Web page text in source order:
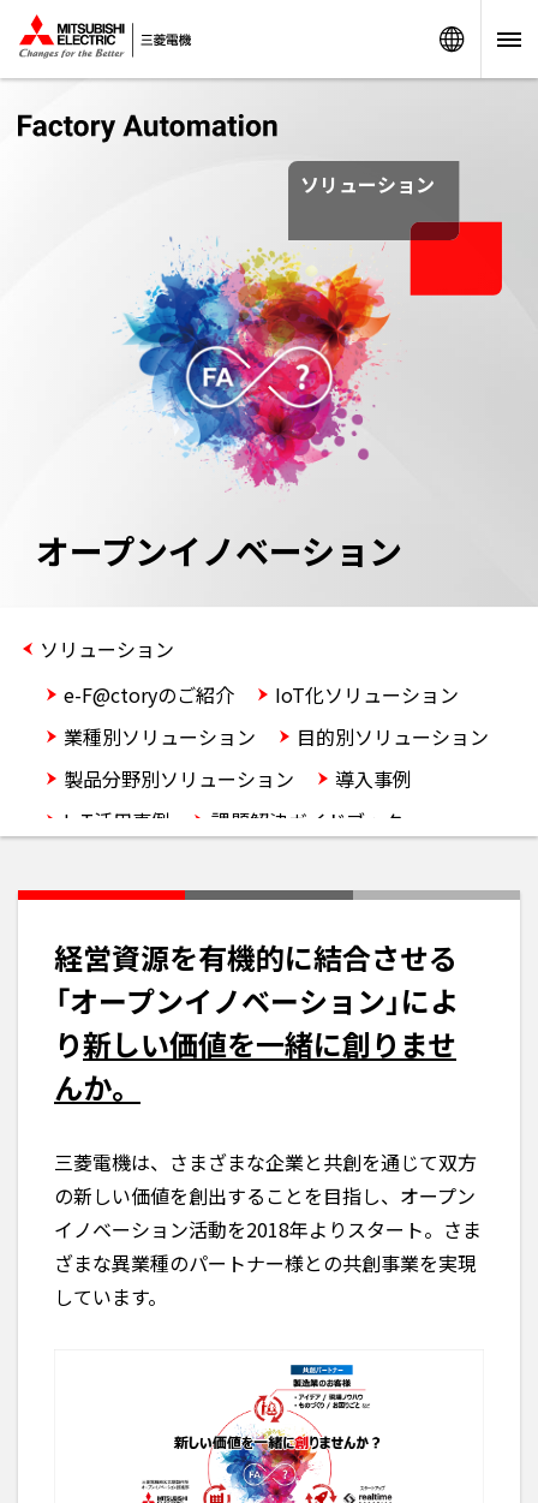
ソリューション
オープンイノベーション
ソリューション
e-F@ctoryのご紹介
IoT化ソリューション
業種別ソリューション
目的別ソリューション
製品分野別ソリューション
導入事例
IoT活用事例
課題解決ガイドブック
経営資源を有機的に結合させる
「オープンイノベーション」によ
り新しい価値を一緒に創りませ
んか。
三菱電機は、さまざまな企業と共創を通じて双方
の新しい価値を創出することを目指し、オープン
イノベーション活動を2018年よりスタート。さま
ざまな異業種のパートナー様との共創事業を実現
しています。